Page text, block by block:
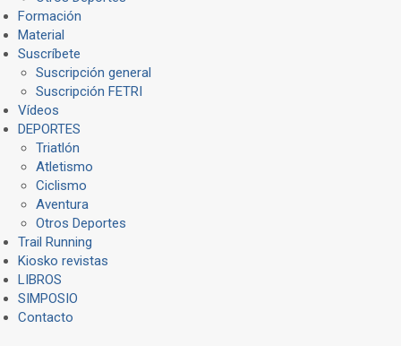
Formación
Material
Suscríbete
Suscripción general
Suscripción FETRI
Vídeos
DEPORTES
Triatlón
Atletismo
Ciclismo
Aventura
Otros Deportes
Trail Running
Kiosko revistas
LIBROS
SIMPOSIO
Contacto